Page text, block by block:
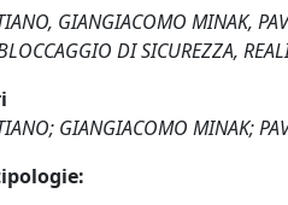
GIANGIACOMO MINAK,
DI SICUREZZA,
GIANGIACOMO MINAK;